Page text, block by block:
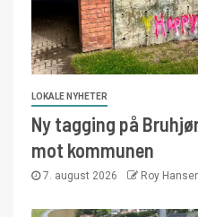
LOKALE NYHETER
Ny tagging på
mot kommunen
7. august 2026 Roy